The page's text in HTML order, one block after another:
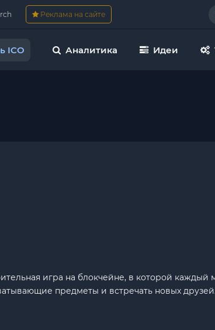
Реклама на сайте
ICO Аналитика Идеи
игра на блокчейне, в которой каждый
предметы и встречать новых друзей.